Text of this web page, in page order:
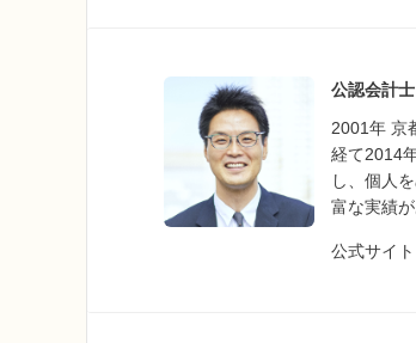
公認会計
2001年 京
経て2014
し、個人
富な実績が
公式サイト